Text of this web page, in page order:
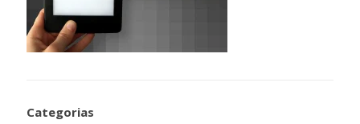
Categorias